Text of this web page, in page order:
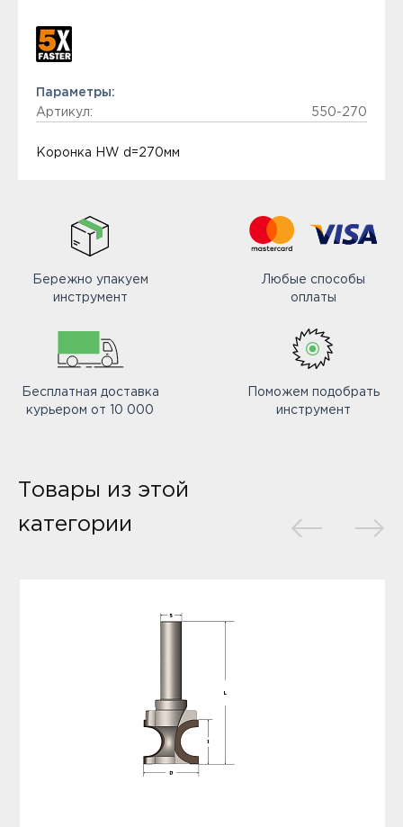
Параметры:
Артикул:
550-270
Коронка HW d=270мм
Бережно упакуем
инструмент
Любые способы
оплаты
Бесплатная доставка
курьером от 10 000
Поможем подобрать
инструмент
Товары из этой
категории